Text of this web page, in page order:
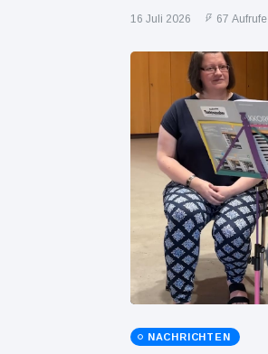
16 Juli 2026 67 Aufrufe
NACHRICHTEN